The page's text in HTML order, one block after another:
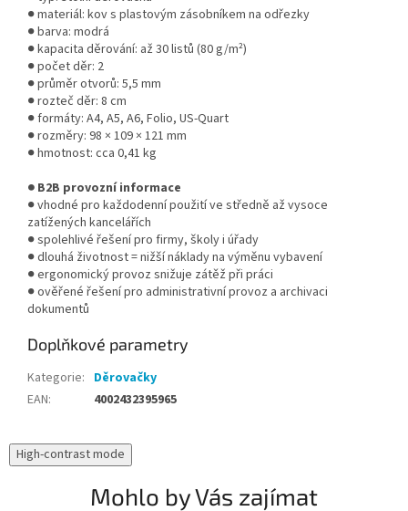
● materiál: kov s plastovým zásobníkem na odřezky
● barva: modrá
● kapacita děrování: až 30 listů (80 g/m²)
● počet děr: 2
● průměr otvorů: 5,5 mm
● rozteč děr: 8 cm
● formáty: A4, A5, A6, Folio, US-Quart
● rozměry: 98 × 109 × 121 mm
● hmotnost: cca 0,41 kg
● B2B provozní informace
● vhodné pro každodenní použití ve středně až vysoce
zatížených kancelářích
● spolehlivé řešení pro firmy, školy i úřady
● dlouhá životnost = nižší náklady na výměnu vybavení
● ergonomický provoz snižuje zátěž při práci
● ověřené řešení pro administrativní provoz a archivaci
dokumentů
Doplňkové parametry
Kategorie: Děrovačky
EAN: 4002432395965
High-contrast mode
Mohlo by Vás zajímat